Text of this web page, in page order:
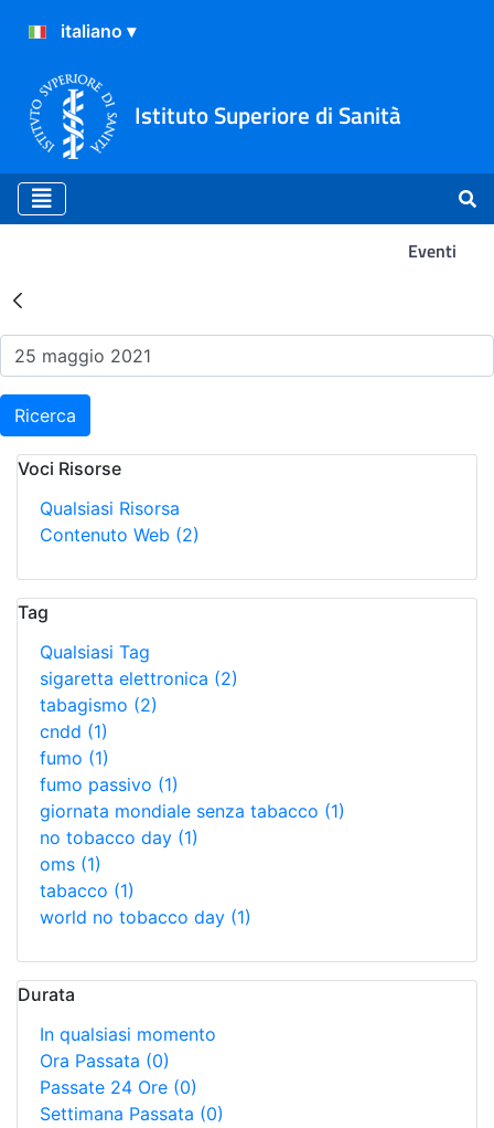
Istituto Superiore di Sanità
Eventi
Risultati della Ricerca -
Ricerca
Voci Risorse
Qualsiasi Risorsa
Contenuto Web (2)
Tag
Qualsiasi Tag
sigaretta elettronica (2)
tabagismo (2)
cndd (1)
fumo (1)
fumo passivo (1)
giornata mondiale senza tabacco (1)
no tobacco day (1)
oms (1)
tabacco (1)
world no tobacco day (1)
Durata
In qualsiasi momento
Ora Passata (0)
Passate 24 Ore (0)
Settimana Passata (0)